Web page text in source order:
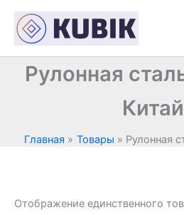
содержимому
Рулонная
Главная Товары Рулонная
Отображение единственного